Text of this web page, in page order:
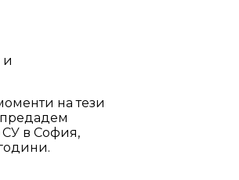
и
на тези
СУ в София,